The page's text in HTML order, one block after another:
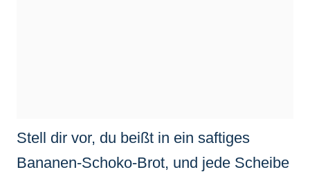
Stell dir vor, du beißt in ein saftiges
Bananen-Schoko-Brot, und jede Scheibe